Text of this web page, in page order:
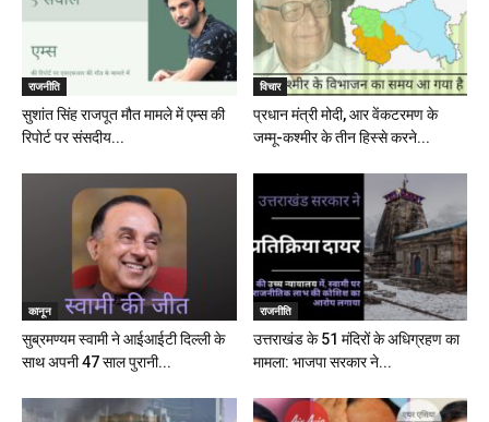
राजनीति
सुशांत सिंह राजपूत मौत मामले में एम्स की
रिपोर्ट पर संसदीय...
विचार
प्रधान मंत्री मोदी, आर वेंकटरमण के
जम्मू-कश्मीर के तीन हिस्से करने...
कानून
सुब्रमण्यम स्वामी ने आईआईटी दिल्ली के
साथ अपनी 47 साल पुरानी...
राजनीति
उत्तराखंड के 51 मंदिरों के अधिग्रहण का
मामला: भाजपा सरकार ने...